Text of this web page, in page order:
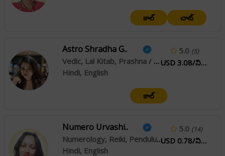
కాల్ చాట్
Astro Shradha G..
Vedic, Lal Kitab, Prashna / Horary
Hindi, English
5.0 (5)
USD 3.08/నిమి
కాల్
Numero Urvashi..
Numerology, Reiki, Pendulum Dowsing, Muhurta
Hindi, English
5.0 (14)
USD 0.78/నిమి